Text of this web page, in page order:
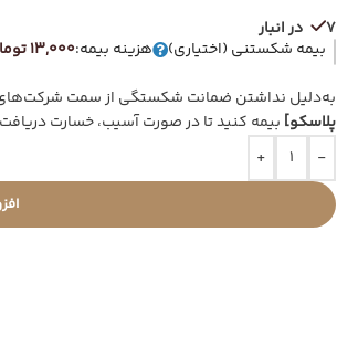
7 در انبار
به‌دلیل نداشتن ضمانت شکستگی از سمت شرکت‌های
پلاسکو] بیمه کنید تا در صورت آسیب، خسارت
بیمه شکستنی (اختیاری) هزینه بیمه:13,000 تومان
-
+